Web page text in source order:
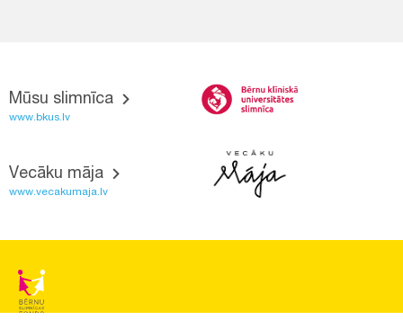
Mūsu slimnīca
www.bkus.lv
Vecāku māja
www.vecakumaja.lv